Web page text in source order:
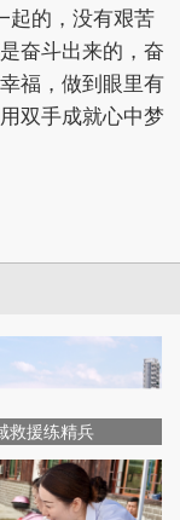
起的，没有艰苦
奋斗出来的，奋
福，做到眼里有
双手成就心中梦
救援练精兵